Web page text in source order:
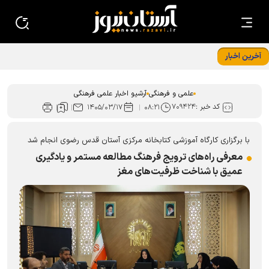
آخرین اخبار
علمی و فرهنگی آرشیو اخبار علمی فرهنگی
کد خبر :۷۰۹۴۲۴ ۰۸:۲۱ ۱۴۰۵/۰۳/۱۷
با برگزاری کارگاه آموزشی کتابخانه مرکزی آستان قدس رضوی انجام شد
معرفی راه‌های ترویج فرهنگ مطالعه مستمر و یادگیری
عمیق با شناخت ظرفیت‌های مغز